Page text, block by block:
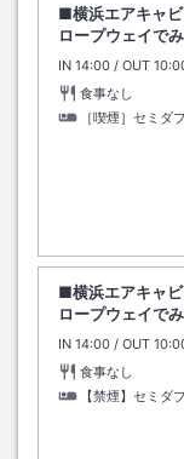
■横浜エアキャ
ロープウェイで
IN チェックイン
14:00 / OUT チェ
食事なし
［喫煙］セミダ
■横浜エアキャ
ロープウェイで
IN チェックイン
14:00 / OUT チェ
食事なし
【禁煙】セミダ